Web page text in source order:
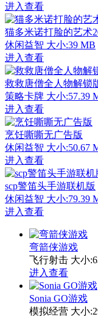
进入查看
猫多米诺打脸的艺术
休闲益智 大小:39 MB
进入查看
救救唐僧全人物解锁
策略卡牌 大小:57.39
进入查看
烹饪嘶嘶无广告版
休闲益智 大小:50.67
进入查看
scp警笛头手游联机版
休闲益智 大小:79.39
进入查看
弯箭侠游戏
飞行射击 大小
进入查看
Sonia GO游戏
模拟经营 大小